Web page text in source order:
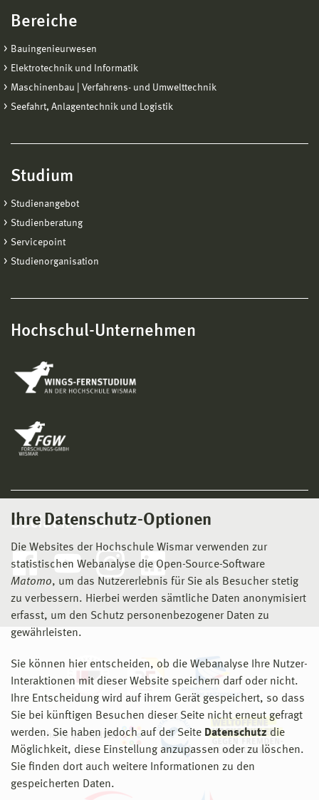
Ihre Datenschutz-Optionen
Die Websites der Hochschule Wismar verwenden zur
statistischen Webanalyse die Open-Source-Software
Matomo, um das Nutzererlebnis für Sie als Besucher stetig
zu verbessern. Hierbei werden sämtliche Daten anonymisiert
erfasst, um den Schutz personenbezogener Daten zu
gewährleisten.
Sie können hier entscheiden, ob die Webanalyse Ihre Nutzer-
Interaktionen mit dieser Website speichern darf oder nicht.
Ihre Entscheidung wird auf ihrem Gerät gespeichert, so dass
Sie bei künftigen Besuchen dieser Seite nicht erneut gefragt
werden. Sie haben jedoch auf der Seite Datenschutz die
Möglichkeit, diese Einstellung anzupassen oder zu löschen.
Sie finden dort auch weitere Informationen zu den
gespeicherten Daten.
Bereiche
Bauingenieurwesen
Elektrotechnik und Informatik
Maschinenbau | Verfahrens- und Umwelttechnik
Seefahrt, Anlagentechnik und Logistik
Studium
Studienangebot
Studienberatung
Servicepoint
Studienorganisation
Hochschul-Unternehmen
Social Media